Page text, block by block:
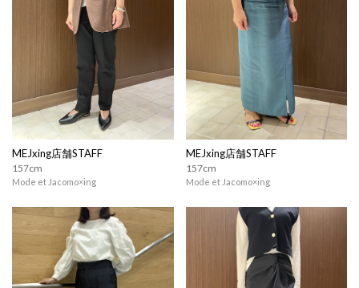
MEJxing店舗STAFF
157cm
Mode et Jacomo×ing
MEJxing店舗STAFF
157cm
Mode et Jacomo×ing